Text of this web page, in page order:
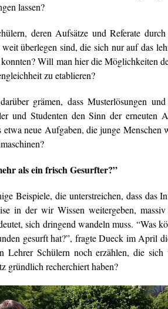
lassen?
deren Aufsätze und Referate
überlegen sind, die sich nur auf das
Will man hier die Möglichkeiten
zu etablieren?
grämen, dass Musterlösungen
und Studenten den Sinn der erneuten
etwa neue Aufgaben, die junge Menschen
als ein frisch Gesurfter?”
Beispiele, die unterstreichen, dass das
in der wir Wissen weitergeben,
sich dringend wandeln muss. “Was
gesurft hat?”, fragte Dueck im April
Lehrer Schülern noch erzählen, die
gründlich recherchiert haben?